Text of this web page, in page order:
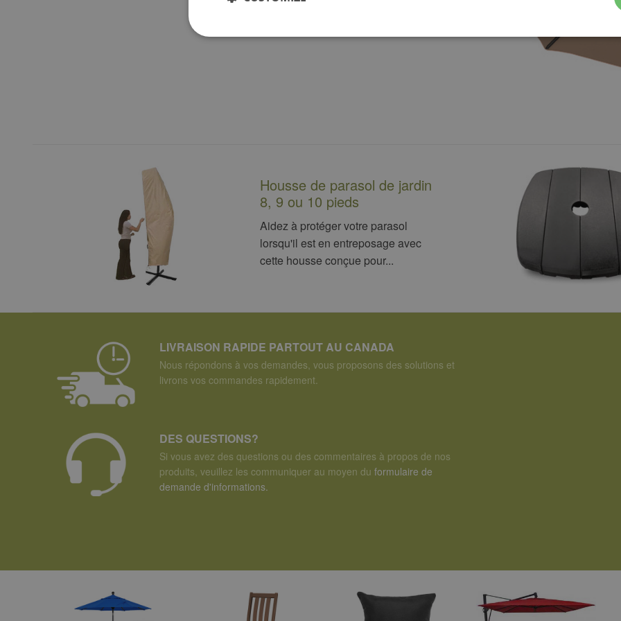
Housse de parasol de jardin
8, 9 ou 10 pieds
Aidez à protéger votre parasol
lorsqu'il est en entreposage avec
cette housse conçue pour...
LIVRAISON RAPIDE PARTOUT AU CANADA
Nous répondons à vos demandes, vous proposons des solutions et
livrons vos commandes rapidement.
DES QUESTIONS?
Si vous avez des questions ou des commentaires à propos de nos
produits, veuillez les communiquer au moyen du formulaire de
demande d'informations.